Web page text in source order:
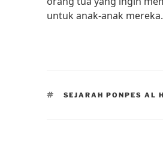
untuk anak-anak mereka.
TAGS
SEJARAH PONPES AL